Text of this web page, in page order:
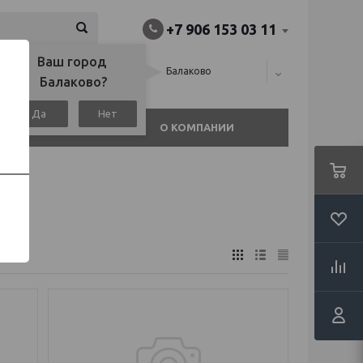
или
+7 906 153 03 11
Ваш город
Балаково?
Да Нет
Балаково
О КОМПАНИИ